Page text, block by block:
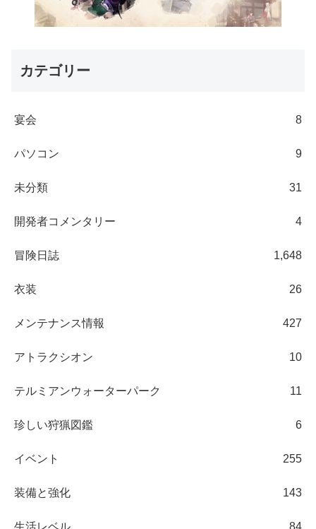
カテゴリー
宴会 8
パソコン 9
未分類 31
開発者コメンタリー 4
冒険日誌 1,648
衣装 26
メンテナンス情報 427
アトラクシオン 10
テルミアンウォーターパーク 11
珍しい狩猟図鑑 6
イベント 255
装備と強化 143
生活レベル 84